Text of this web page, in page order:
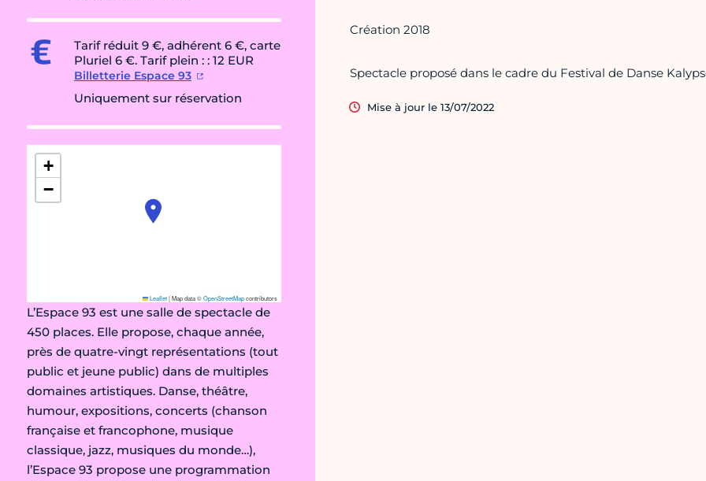
Tarif réduit 9 €, adhérent 6 €, carte
Pluriel 6 €. Tarif plein : : 12 EUR
Billetterie Espace 93
Uniquement sur réservation
+
−
Leaflet|Map data ©OpenStreetMapcontributors
L’Espace 93 est une salle de spectacle de
450 places. Elle propose, chaque année,
près de quatre-vingt représentations (tout
public et jeune public) dans de multiples
domaines artistiques. Danse, théâtre,
humour, expositions, concerts (chanson
française et francophone, musique
classique, jazz, musiques du monde…),
l’Espace 93 propose une programmation
Création 2018
Spectacle proposé dans le cadre du Festival de Danse
Mise à jour le 13/07/2022